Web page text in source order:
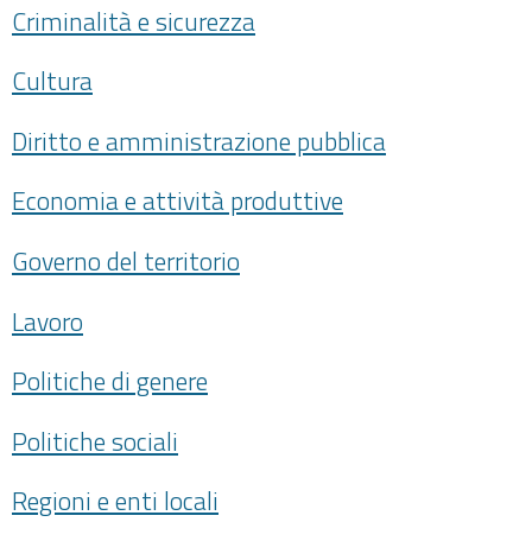
Criminalità e sicurezza
Cultura
Diritto e amministrazione pubblica
Economia e attività produttive
Governo del territorio
Lavoro
Politiche di genere
Politiche sociali
Regioni e enti locali